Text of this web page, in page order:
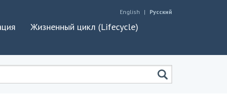
English Русский
Жизненный цикл (Lifecycle)